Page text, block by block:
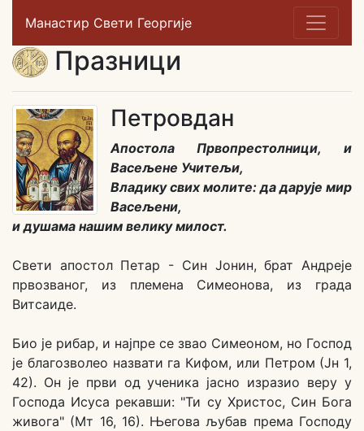
Манастир Свети Георгије
Празници
Петровдан
Апостола Првопрестолници, и
Васељене Учитељи,
Владику свих молите: да дарује мир
Васељени,
и душама нашим велику милост.
Свети апостол Петар - Син Јонин, брат Андреје
првозваног, из племена Симеонова, из града
Витсаиде.
Био је рибар, и најпре се звао Симеоном, но Господ
је благозволео назвати га Кифом, или Петром (Јн 1,
42). Он је први од ученика јасно изразио веру у
Господа Исуса рекавши: "Ти су Христос, Син Бога
живога" (Мт 16, 16). Његова љубав према Господу